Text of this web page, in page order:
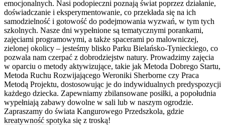
emocjonalnych. Nasi podopieczni poznają świat poprzez działanie,
doświadczanie i eksperymentowanie, co przekłada się na ich
samodzielność i gotowość do podejmowania wyzwań, w tym tych
szkolnych. Nasze dni wypełnione są tematycznymi porankami,
zajęciami programowymi, a także spacerami po malowniczej,
zielonej okolicy – jesteśmy blisko Parku Bielańsko-Tynieckiego, co
pozwala nam czerpać z dobrodziejstw natury. Prowadzimy zajęcia
w oparciu o metody aktywizujące, takie jak Metoda Dobrego Startu,
Metoda Ruchu Rozwijającego Weroniki Sherborne czy Praca
Metodą Projektu, dostosowując je do indywidualnych predyspozycji
każdego dziecka. Zapewniamy zbilansowane posiłki, a popołudnia
wypełniają zabawy dowolne w sali lub w naszym ogrodzie.
Zapraszamy do świata Kangurowego Przedszkola, gdzie
kreatywność spotyka się z troską!